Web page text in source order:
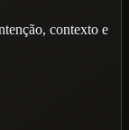
contexto e